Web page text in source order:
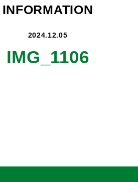
INFORMATION
2024.12.05
IMG_1106